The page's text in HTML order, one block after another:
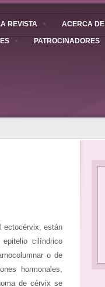
REVISTA ACERCA
PATROCINADORES
ectocérvix, están
cilíndrico
o de
hormonales,
de cérvix se